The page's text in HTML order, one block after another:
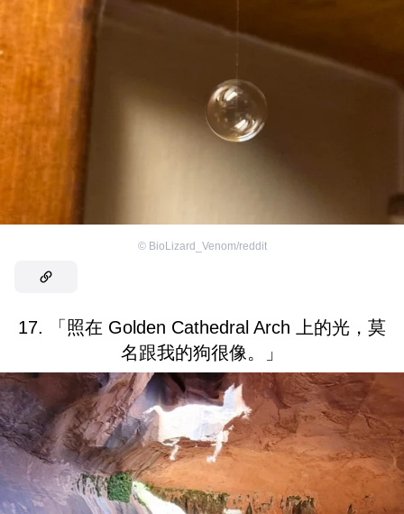
© BioLizard_Venom/reddit
17. 「照在 Golden Cathedral Arch 上的光，莫
名跟我的狗很像。」